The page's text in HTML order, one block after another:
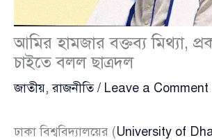
আমির হামজার বক্তব্য মিথ্যা,
চাইতে বলল ছাত্রদল
জাতীয়,রাজনীতি/ Leave a Comment
ঢাকা বিশ্ববিদ্যালয়ের (University of